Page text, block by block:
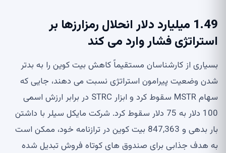
1.49 میلیارد دلار انحلال رمزارزها بر
استراتژی فشار وارد می کند
بسیاری از کارشناسان مستقیماً کاهش بیت کوین را به بدتر
شدن وضعیت پیرامون استراتژی نسبت می دهند، جایی که
سهام MSTR سقوط کرد و ابزار STRC در برابر ارزش اسمی
100 دلار به 75 دلار سقوط کرد. شرکت مایکل سیلر با داشتن
بار بدهی و 847,363 بیت کوین در ترازنامه خود، ممکن است
به هدف جذابی برای صندوق های کوتاه فروش تبدیل شده